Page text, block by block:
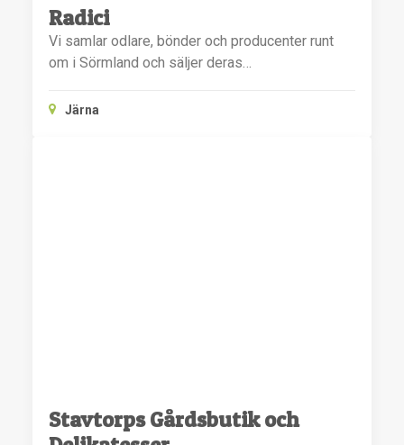
Radici
Vi samlar odlare, bönder och producenter runt
om i Sörmland och säljer deras…
Järna
Stavtorps Gårdsbutik och